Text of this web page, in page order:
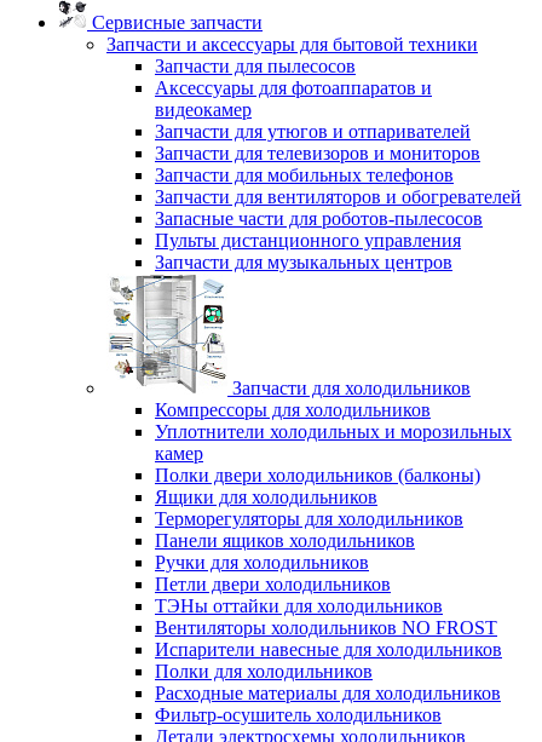
Сервисные запчасти
Запчасти и аксессуары для бытовой техники
Запчасти для пылесосов
Аксессуары для фотоаппаратов и
видеокамер
Запчасти для утюгов и отпаривателей
Запчасти для телевизоров и мониторов
Запчасти для мобильных телефонов
Запчасти для вентиляторов и обогревателей
Запасные части для роботов-пылесосов
Пульты дистанционного управления
Запчасти для музыкальных центров
Запчасти для холодильников
Компрессоры для холодильников
Уплотнители холодильных и морозильных
камер
Полки двери холодильников (балконы)
Ящики для холодильников
Терморегуляторы для холодильников
Панели ящиков холодильников
Ручки для холодильников
Петли двери холодильников
ТЭНы оттайки для холодильников
Вентиляторы холодильников NO FROST
Испарители навесные для холодильников
Полки для холодильников
Расходные материалы для холодильников
Фильтр-осушитель холодильников
Детали электросхемы холодильников